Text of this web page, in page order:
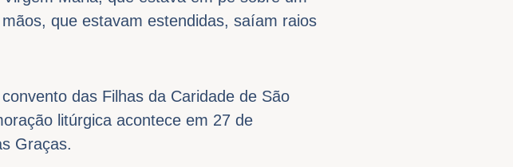
que estavam estendidas, saíam raios
das Filhas da Caridade de São
litúrgica acontece em 27 de
Graças.